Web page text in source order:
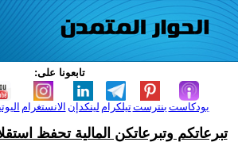
تابعونا على:
الانستغرام لينكدإن تيلكرامبنترست بودكاست
تبرعاتكم وتبرعاتكن المالية تحفظ